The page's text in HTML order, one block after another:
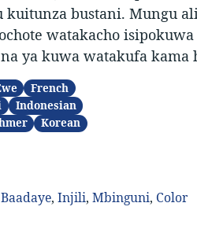
kuitunza bustani. Mungu
watakacho
ya kuwa watakufa kama
French
Indonesian
Korean
Baadaye, Injili, Mbinguni, Color